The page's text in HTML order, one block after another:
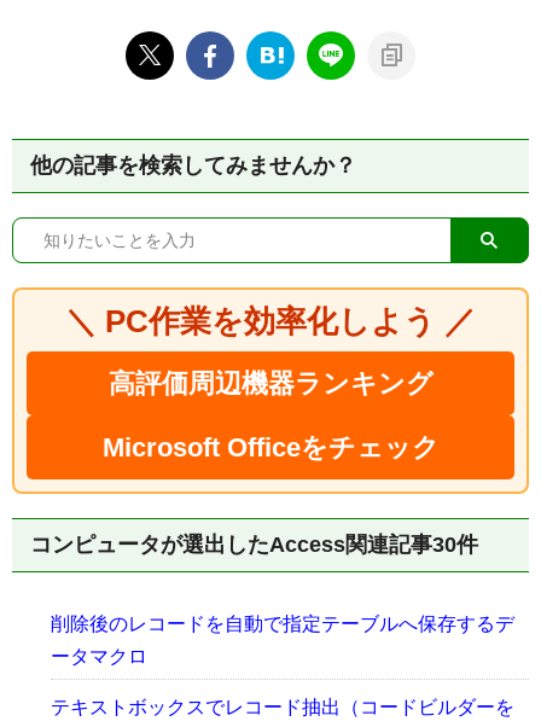
他の記事を検索してみませんか？
＼ PC作業を効率化しよう ／
高評価周辺機器ランキング
Microsoft Officeをチェック
コンピュータが選出したAccess関連記事30件
削除後のレコードを自動で指定テーブルへ保存するデ
ータマクロ
テキストボックスでレコード抽出（コードビルダーを